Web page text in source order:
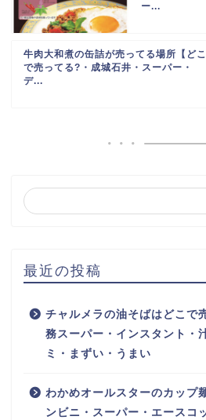
ー...
牛肉大和煮の缶詰が売ってる場所【どこ
で売ってる?・成城石井・スーパー・
デ...
最近の投稿
チャルメラの油そばはどこで
務スーパー・インスタント・
ミ・まずい・うまい
わかめオールスターのカップ
ンビニ・スーパー・エースコ